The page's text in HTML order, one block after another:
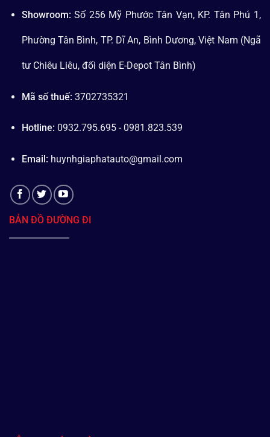
Showroom: Số 256 Mỹ Phước Tân Vạn, KP. Tân Phú 1,
Phường Tân Bình, TP. Dĩ An, Bình Dương, Việt Nam (Ngã
tư Chiêu Liêu, đối diện E-Depot Tân Bình)
Mã số thuế: 3702735321
Hotline: 0932.795.695 - 0981.823.539
Email: huynhgiaphatauto@gmail.com
BẢN ĐỒ ĐƯỜNG ĐI